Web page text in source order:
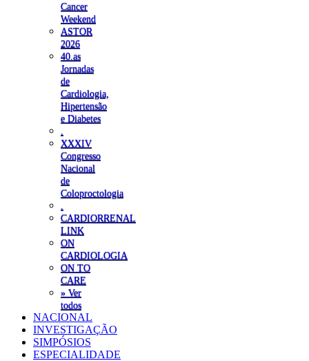
Cancer
Weekend
ASTOR
2026
40.as
Jornadas
de
Cardiologia,
Hipertensão
e Diabetes
XXXIV
Congresso
Nacional
de
Coloproctologia
CARDIORRENAL
LINK
ON
CARDIOLOGIA
ON TO
CARE
» Ver
todos
NACIONAL
INVESTIGAÇÃO
SIMPÓSIOS
ESPECIALIDADE